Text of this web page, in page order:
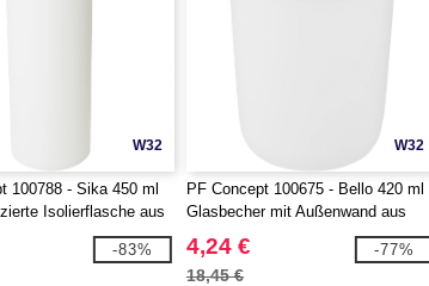
W32
100788 - Sika 450 ml
Isolierflasche aus
-83%
W32
PF Concept 100675 - Bello 420 ml
Glasbecher mit Außenwand aus
recyceltem Kunststoff
4,24 €
18,45 €
-77%